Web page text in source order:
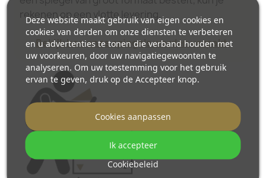
rekenen op een vlotte levering.
Bekijk hoe onze spiegels worden verpakt.
Deze website maakt gebruik van eigen cookies en
cookies van derden om onze diensten te verbeteren
en u advertenties te tonen die verband houden met
uw voorkeuren, door uw navigatiegewoonten te
analyseren. Om uw toestemming voor het gebruik
ervan te geven, druk op de Accepteer knop.
Cookiebeleid
Cookies aanpassen
Ik accepteer